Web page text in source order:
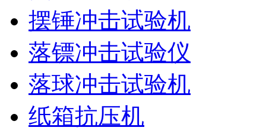
摆锤冲击试验机
落镖冲击试验仪
落球冲击试验机
纸箱抗压机